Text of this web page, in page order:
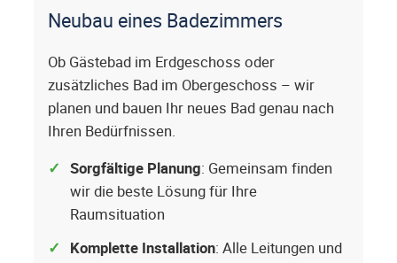
Neubau eines Badezimmers
Ob Gästebad im Erdgeschoss oder
zusätzliches Bad im Obergeschoss – wir
planen und bauen Ihr neues Bad genau nach
Ihren Bedürfnissen.
Sorgfältige Planung: Gemeinsam finden
wir die beste Lösung für Ihre
Raumsituation
Komplette Installation: Alle Leitungen und